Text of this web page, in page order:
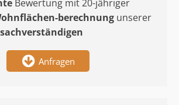
Bewertung mit 20-jähriger
berechnung unserer
Anfragen